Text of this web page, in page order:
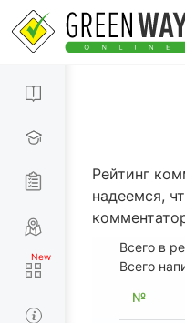
Рейтинг
надеемся,
Всего в
Всего
№